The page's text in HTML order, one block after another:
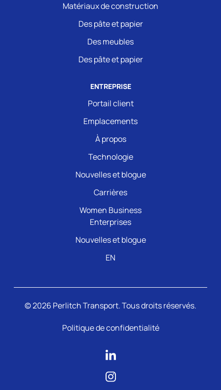
Matériaux de construction
Des pâte et papier
Des meubles
Des pâte et papier
ENTREPRISE
Portail client
Emplacements
À propos
Technologie
Nouvelles et blogue
Carrières
Women Business
Enterprises
Nouvelles et blogue
EN
© 2026 Perlitch Transport. Tous droits réservés.
Politique de confidentialité